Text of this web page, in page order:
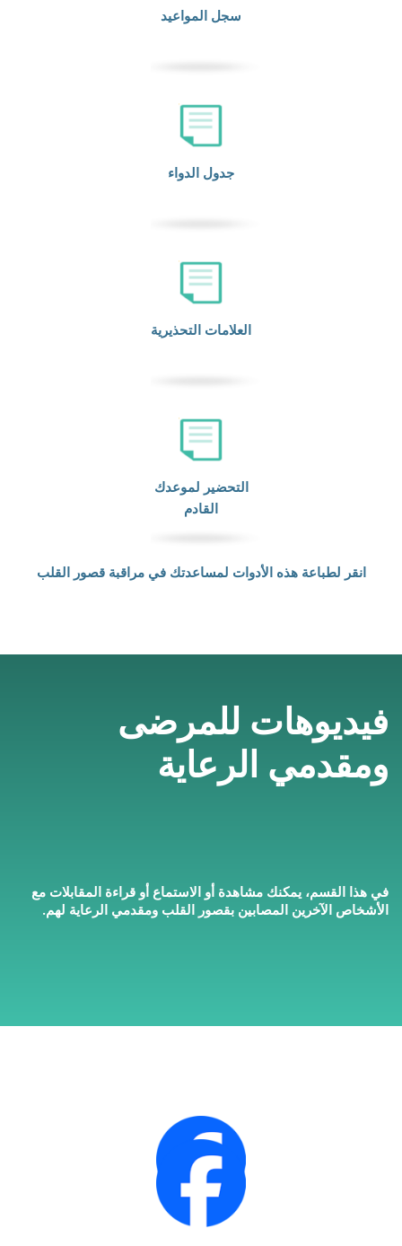
سجل المواعيد
جدول الدواء
العلامات التحذيرية
التحضير لموعدك
القادم
انقر لطباعة هذه الأدوات لمساعدتك في مراقبة قصور القلب
فيديوهات للمرضى
ومقدمي الرعاية
في هذا القسم، يمكنك مشاهدة أو الاستماع أو قراءة المقابلات مع
الأشخاص الآخرين المصابين بقصور القلب ومقدمي الرعاية لهم.